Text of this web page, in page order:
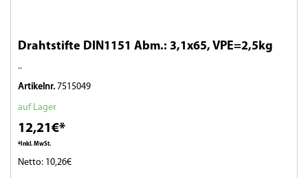
Drahtstifte DIN1151 Abm.: 3,1x65, VPE=2,5kg
..
Artikelnr. 7515049
auf Lager
12,21€*
*Inkl. MwSt.
Netto: 10,26€